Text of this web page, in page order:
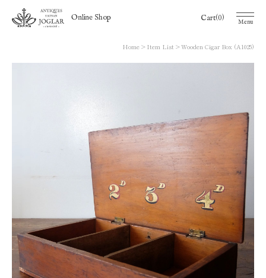
Online Shop Cart(0) Menu
Home Item List Wooden Cigar Box (A1025)